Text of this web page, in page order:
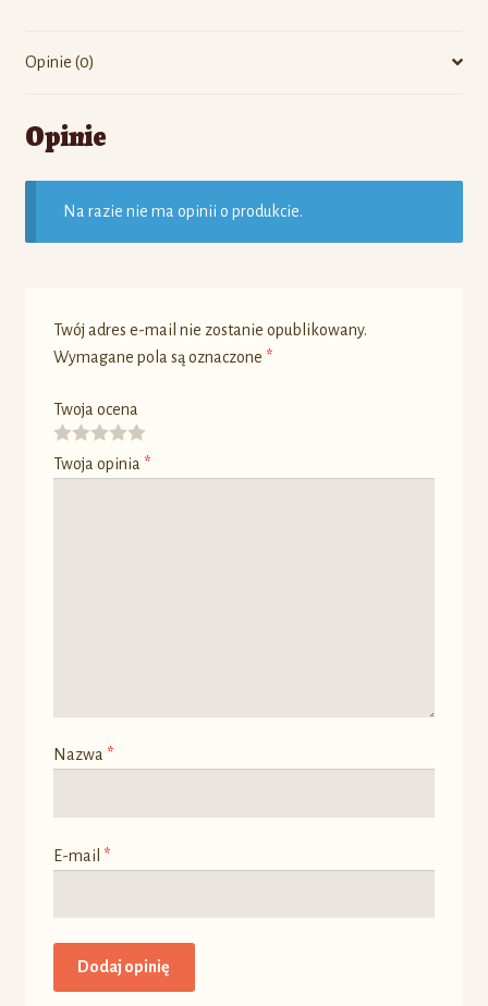
Opinie (0)
Opinie
Na razie nie ma opinii o produkcie.
Twój adres e-mail nie zostanie opublikowany.
Wymagane pola są oznaczone *
Twoja ocena
Twoja opinia *
Nazwa *
E-mail *